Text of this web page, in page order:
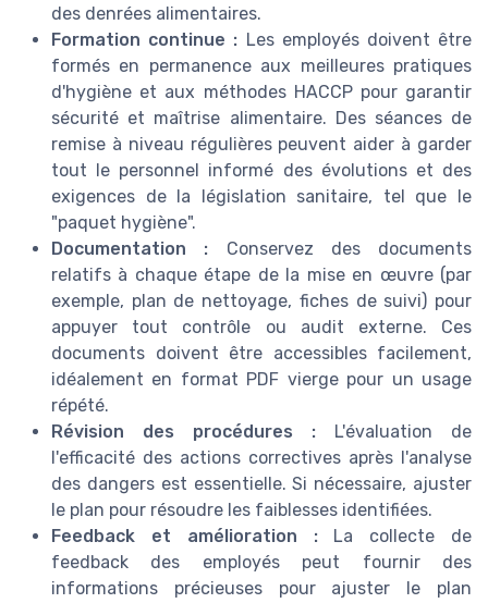
des denrées alimentaires.
Formation continue : Les employés doivent être
formés en permanence aux meilleures pratiques
d'hygiène et aux méthodes HACCP pour garantir
sécurité et maîtrise alimentaire. Des séances de
remise à niveau régulières peuvent aider à garder
tout le personnel informé des évolutions et des
exigences de la législation sanitaire, tel que le
"paquet hygiène".
Documentation : Conservez des documents
relatifs à chaque étape de la mise en œuvre (par
exemple, plan de nettoyage, fiches de suivi) pour
appuyer tout contrôle ou audit externe. Ces
documents doivent être accessibles facilement,
idéalement en format PDF vierge pour un usage
répété.
Révision des procédures : L'évaluation de
l'efficacité des actions correctives après l'analyse
des dangers est essentielle. Si nécessaire, ajuster
le plan pour résoudre les faiblesses identifiées.
Feedback et amélioration :La collecte de
feedback des employés peut fournir des
informations précieuses pour ajuster le plan